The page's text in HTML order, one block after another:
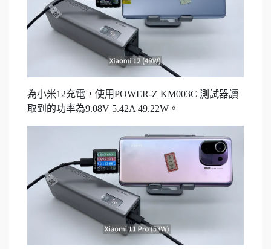
為小米12充電，使用POWER-Z KM003C 測試器讀
取到的功率為9.08V 5.42A 49.22W。